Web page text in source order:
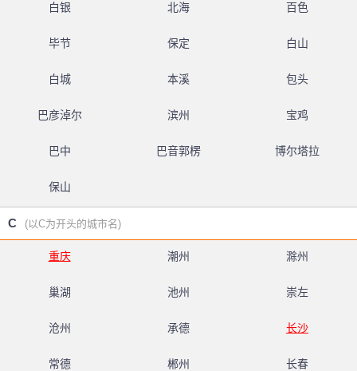
白银 北海 百色
毕节 保定 白山
白城 本溪 包头
巴彦淖尔 滨州 宝鸡
巴中 巴音郭楞 博尔塔拉
保山
C (以C为开头的城市名)
重庆 潮州 滁州
巢湖 池州 崇左
沧州 承德 长沙
常德 郴州 长春